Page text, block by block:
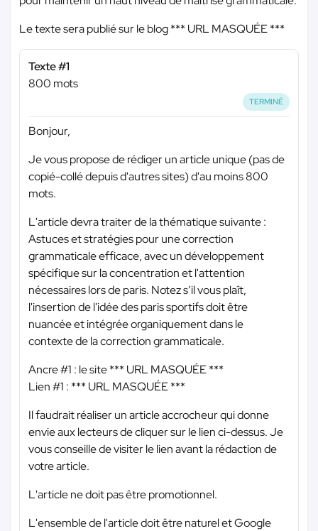
Le texte sera publié sur le blog*** URL MASQUÉE ***
Texte #1
800 mots
TERMINÉ
Bonjour,
Je vous propose de rédiger un article unique (pas de
copié-collé depuis d'autres sites) d'au moins 800
mots.
L'article devra traiter de la thématique suivante :
Astuces et stratégies pour une correction
grammaticale efficace, avec un développement
spécifique sur la concentration et l'attention
nécessaires lors de paris. Notez s’il vous plaît,
l'insertion de l'idée des paris sportifs doit être
nuancée et intégrée organiquement dans le
contexte de la correction grammaticale.
Ancre #1 : le site*** URL MASQUÉE ***
Lien #1 : *** URL MASQUÉE ***
Il faudrait réaliser un article accrocheur qui donne
envie aux lecteurs de cliquer sur le lien ci-dessus. Je
vous conseille de visiter le lien avant la rédaction de
votre article.
L'article ne doit pas être promotionnel.
L'ensemble de l'article doit être naturel et Google